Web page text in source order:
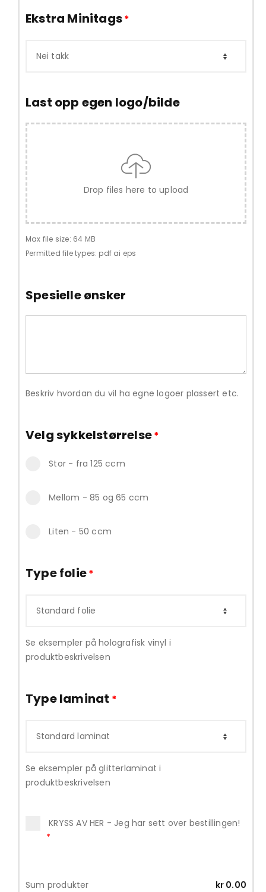
Ekstra Minitags*
Last opp egen logo/bilde
Drop files here to upload
Max file size: 64 MB
Permitted file types: pdf ai eps
Spesielle ønsker
Beskriv hvordan du vil ha egne logoer plassert etc.
Velg sykkelstørrelse*
Stor - fra 125 ccm
Mellom - 85 og 65 ccm
Liten - 50 ccm
Type folie*
Se eksempler på holografisk vinyl i
produktbeskrivelsen
Type laminat *
Se eksempler på glitterlaminat i
produktbeskrivelsen
KRYSS AV HER - Jeg har sett over bestillingen!
*
Sum produkter kr 0.00